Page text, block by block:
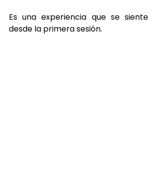
Es una experiencia que se siente
desde la primera sesión.